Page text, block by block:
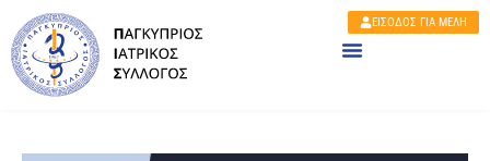
ΕΙΣΟΔΟΣ ΓΙΑ ΜΕΛΗ